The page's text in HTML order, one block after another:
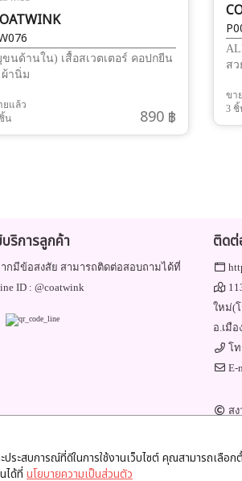
ระสบการณ์ที่ดีในการใช้งานเว็บไซต์ คุณสามารถเลื
ได้ที่ นโยบายความเป็นส่วนตัว
นด้านใน) เสื้อสเวตเตอร์ คอปกยีน
ผ้านิ่ม
ยแล้ว
น
890 ฿
สว
ขา
3 ชิ้
ริการลูกค้า
กมีข้อสงสัย สามารถติดต่อสอบถามได้ที่
ID : @coatwink
ติดต่
ใหม่(
อ.เมื
โ
E-
ส